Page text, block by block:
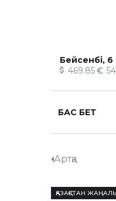
Бейсенбі,
469.85
БАС БЕТ
Артқа
ҚАЗАҚСТАН